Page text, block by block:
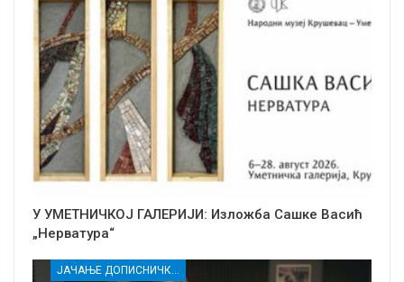
У УМЕТНИЧКОЈ ГАЛЕРИЈИ: Изложба Сашке Васић
„Нерватура“
ЈАЧАЊЕ ДОПИСНИЧКЕ МРЕЖЕ НЕЗАВИСНИХ МЕДИЈА У РАСИНСКОМ ОКРУГУ